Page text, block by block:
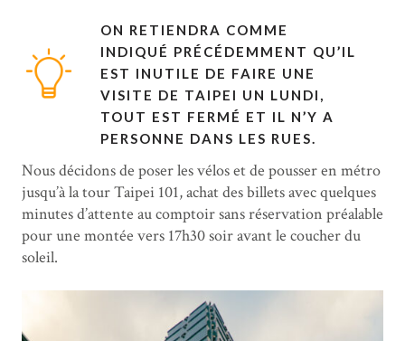
ON RETIENDRA COMME
INDIQUÉ PRÉCÉDEMMENT QU’IL
EST INUTILE DE FAIRE UNE
VISITE DE TAIPEI UN LUNDI,
TOUT EST FERMÉ ET IL N’Y A
PERSONNE DANS LES RUES.
Nous décidons de poser les vélos et de pousser en métro
jusqu’à la tour Taipei 101, achat des billets avec quelques
minutes d’attente au comptoir sans réservation préalable
pour une montée vers 17h30 soir avant le coucher du
soleil.